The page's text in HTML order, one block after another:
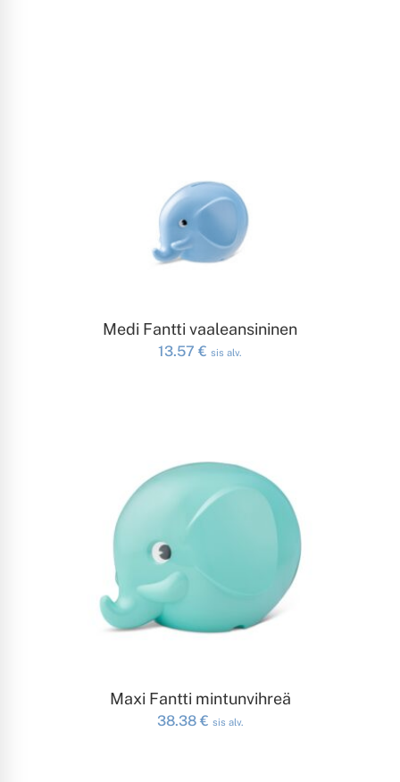
LISÄÄ OSTOSKORIIN
Medi Fantti vaaleansininen
13.57 € sis alv.
LISÄÄ OSTOSKORIIN
Maxi Fantti mintunvihreä
38.38 € sis alv.